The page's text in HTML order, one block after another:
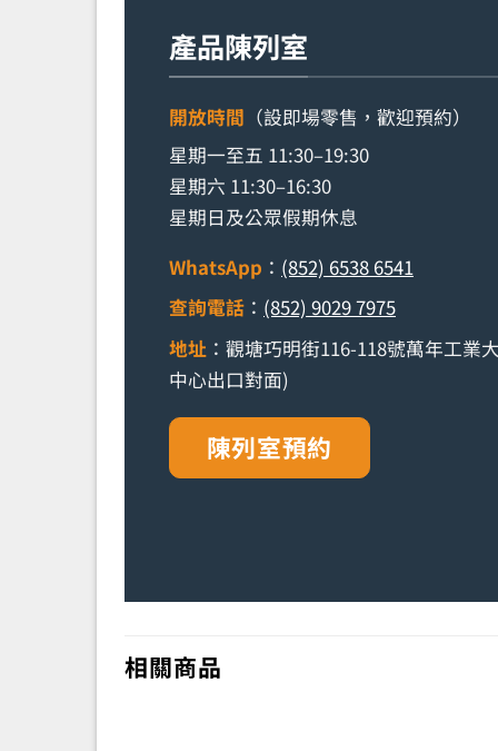
產品陳列室
開放時間 （設即場零售，歡迎預約）
星期一至五 11:30–19:30
星期六 11:30–16:30
星期日及公眾假期休息
WhatsApp ： (852) 6538 6541
查詢電話 ： (852) 9029 7975
地址 ：觀塘巧明街116-118號萬年工業
中心出口對面)
陳列室預約
相關商品